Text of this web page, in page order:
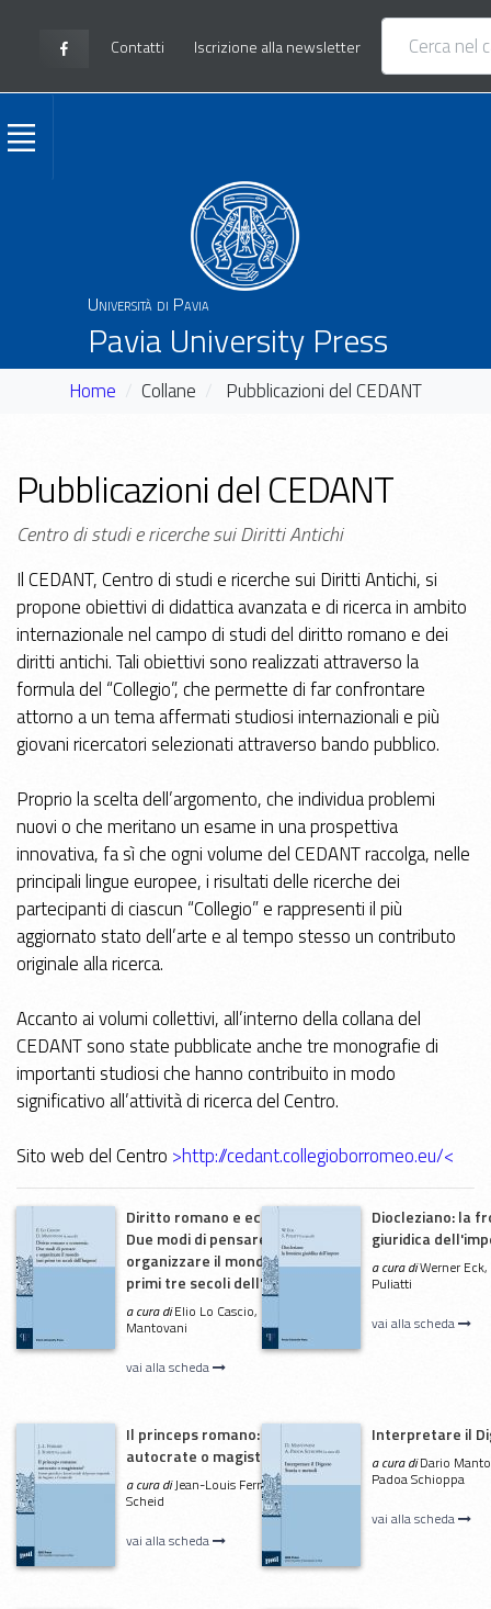
Contatti Iscrizione alla newsletter
Università di Pavia
Pavia University Press
Home Collane Pubblicazioni del CEDANT
Pubblicazioni del CEDANT
Centro di studi e ricerche sui Diritti Antichi
Il CEDANT, Centro di studi e ricerche sui Diritti Antichi, si
propone obiettivi di didattica avanzata e di ricerca in ambito
internazionale nel campo di studi del diritto romano e dei
diritti antichi. Tali obiettivi sono realizzati attraverso la
formula del “Collegio”, che permette di far confrontare
attorno a un tema affermati studiosi internazionali e più
giovani ricercatori selezionati attraverso bando pubblico.
Proprio la scelta dell’argomento, che individua problemi
nuovi o che meritano un esame in una prospettiva
innovativa, fa sì che ogni volume del CEDANT raccolga, nelle
principali lingue europee, i risultati delle ricerche dei
partecipanti di ciascun “Collegio” e rappresenti il più
aggiornato stato dell’arte e al tempo stesso un contributo
originale alla ricerca.
Accanto ai volumi collettivi, all’interno della collana del
CEDANT sono state pubblicate anche tre monografie di
importanti studiosi che hanno contribuito in modo
significativo all’attività di ricerca del Centro.
Sito web del Centro >http://cedant.collegioborromeo.eu/<
Diritto romano e economia.
Due modi di pensare e
organizzare il mondo (nei
primi tre secoli dell'Impero)
a cura diElio Lo Cascio, Dario
Mantovani
vai alla scheda
Diocleziano: la
giuridica
a cura diWerner
Puliatti
vai alla scheda
Il princeps romano:
autocrate o magistrato?
a cura diJean-Louis Ferrary, John
Scheid
vai alla scheda
Interpretare il
a cura diDario
Padoa Schioppa
vai alla scheda